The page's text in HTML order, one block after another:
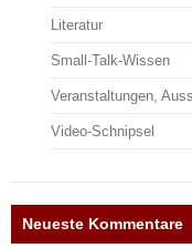
Literatur
Small-Talk-Wissen
Veranstaltungen,
Video-Schnipsel
Neueste Kommentare